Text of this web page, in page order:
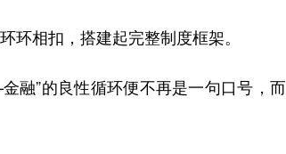
环相扣，搭建起完整制度框架。
融”的良性循环便不再是一句口号，而